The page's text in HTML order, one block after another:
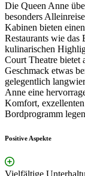
Die Queen Anne
besonders
Kabinen bieten
Restaurants wie
kulinarischen
Court Theatre bietet
Geschmack etwas
gelegentlich
Anne eine
Komfort,
Bordprogramm
Positive Aspekte